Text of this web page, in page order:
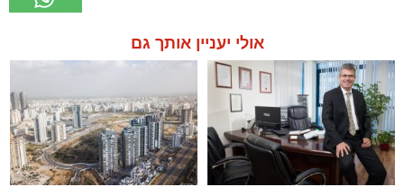
אולי יעניין אותך גם